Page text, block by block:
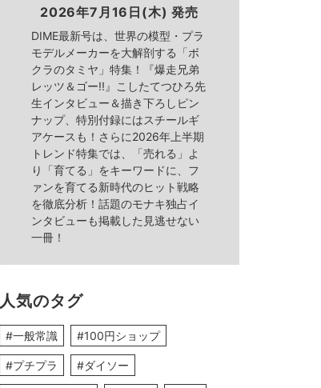
2026年7月16日(木) 発売
DIME最新号は、世界の模型・プラ
モデルメーカーを大解剖する「ボ
クラのタミヤ」特集！『爆走兄弟
レッツ＆ゴー!!』こしたてつひろ先
生インタビュー＆描き下ろしピン
ナップ、特別付録にはスチールギ
アケースも！さらに2026年上半期
トレンド特集では、「売れる」よ
り「育てる」をキーワードに、フ
ァンを育てる新時代のヒット戦略
を徹底分析！話題のモナキ独占イ
ンタビューも掲載した見逃せない
一冊！
人気のタグ
#一般常識 #100円ショップ
#プチプラ #ダイソー